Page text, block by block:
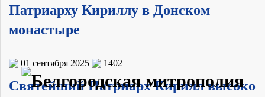
Патриарху Кириллу в Донском
монастыре
01 сентября 2025 1402
Святейший Патриарх Кирилл высоко